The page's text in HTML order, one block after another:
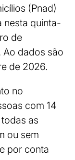
(Pnad)
nesta quinta-
de
Ao dados são
de 2026.
no
com 14
as
ou sem
por conta